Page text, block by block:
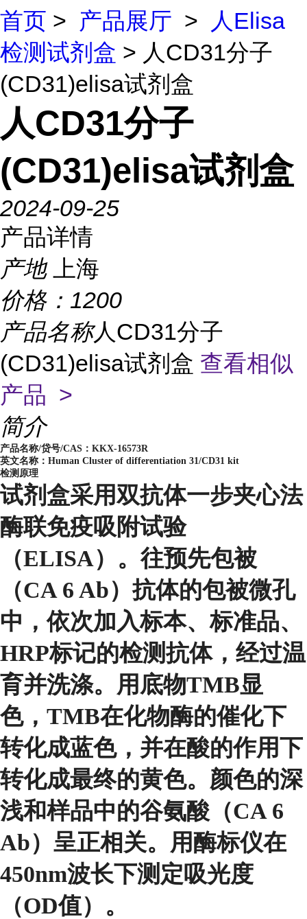
首页 > 产品展厅 >
人Elisa
检测试剂盒 > 人CD31分子
(CD31)elisa试剂盒
人CD31分子
(CD31)elisa试剂盒
2024-09-25
产品详情
产地
上海
价格： 1200
产品名称人CD31分子
(CD31)elisa试剂盒 查看相似
产品 >
简介
产品名称/贷号/CAS： KKX-16573R
英文名称：Human Cluster of differentiation 31/CD31 kit
检测原理
试剂盒采用双抗体一步夹心法
酶联免疫吸附试验
（ELISA）。往预先包被
（CA 6 Ab）抗体的包被微孔
中，依次加入标本、标准品、
HRP标记的检测抗体，经过温
育并洗涤。用底物TMB显
色，TMB在化物酶的催化下
转化成蓝色，并在酸的作用下
转化成最终的黄色。颜色的深
浅和样品中的谷氨酸（CA 6
Ab）呈正相关。用酶标仪在
450nm波长下测定吸光度
（OD值）。